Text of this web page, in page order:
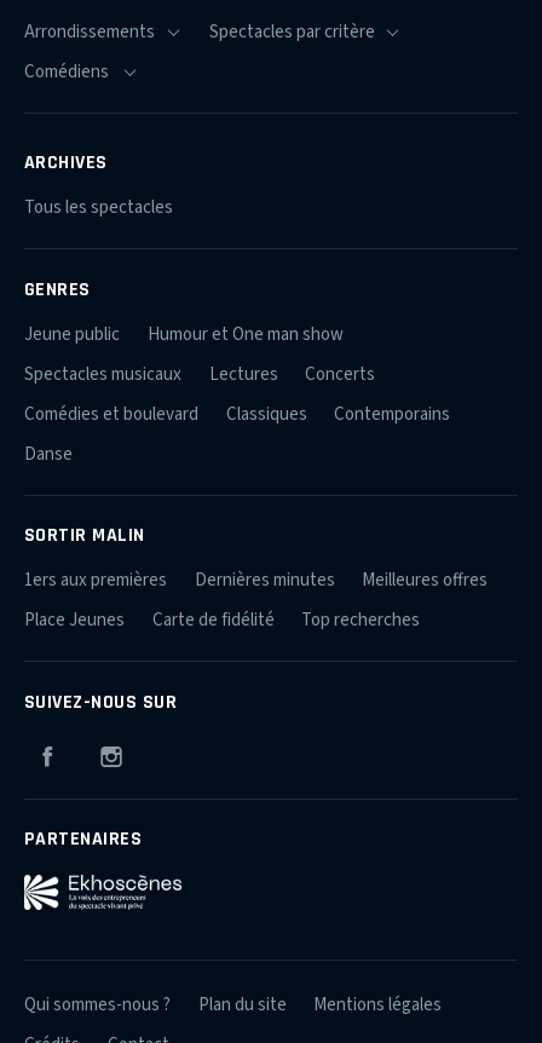
ARCHIVES
Tous les spectacles
GENRES
Jeune public
Humour et One man show
Spectacles musicaux
Lectures
Concerts
Comédies et boulevard
Classiques
Contemporains
Danse
SORTIR MALIN
1ers aux premières Dernières minutes
Meilleures offres
Place Jeunes
Carte de fidélité Top recherches
SUIVEZ-NOUS SUR
Facebook
PARTENAIRES
Qui sommes-nous ? Plan du site
Mentions légales